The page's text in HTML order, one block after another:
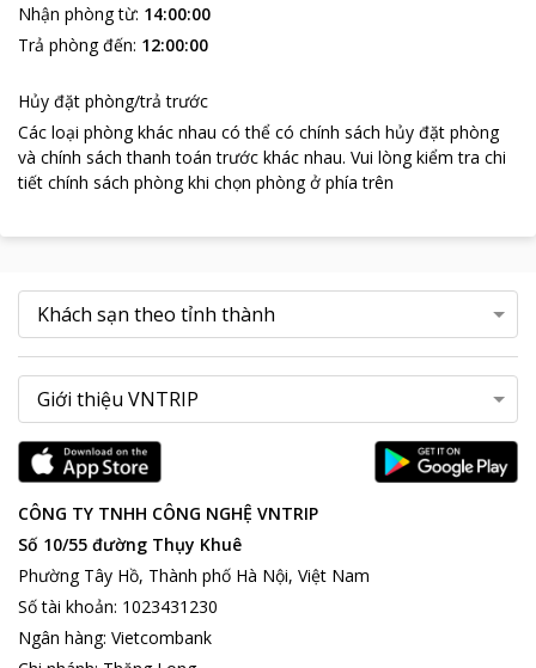
Nhận phòng từ: 14:00:00
Trả phòng đến: 12:00:00
Hủy đặt phòng/trả trước
Các loại phòng khác nhau có thể có chính sách hủy đặt phòng
và chính sách thanh toán trước khác nhau. Vui lòng kiểm tra chi
tiết chính sách phòng khi chọn phòng ở phía trên
CÔNG TY TNHH CÔNG NGHỆ VNTRIP
Số 10/55 đường Thụy Khuê
Phường Tây Hồ, Thành phố Hà Nội, Việt Nam
Số tài khoản: 1023431230
Ngân hàng: Vietcombank